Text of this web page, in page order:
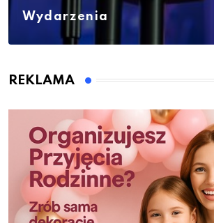
Wydarzenia
REKLAMA